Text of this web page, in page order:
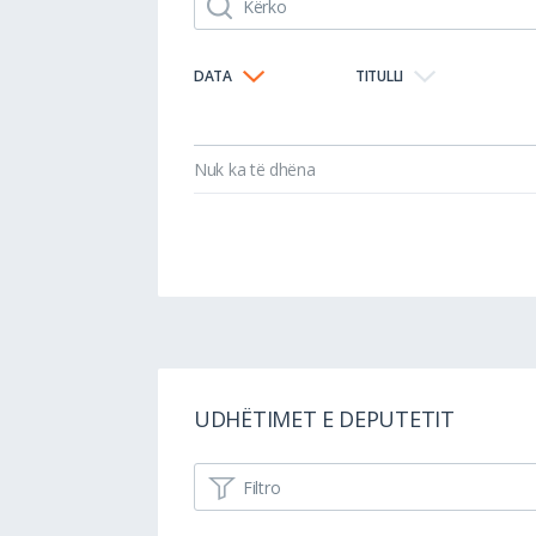
DATA TITULLI
Nuk ka të dhëna
UDHËTIMET E DEPUTETIT
Filtro